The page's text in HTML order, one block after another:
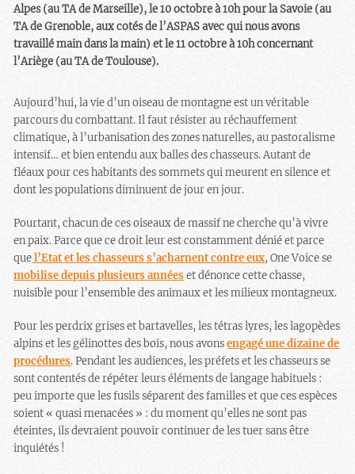
Alpes (au TA de Marseille), le 10 octobre à 10h pour la Savoie (au
TA de Grenoble, aux cotés de l’ASPAS avec qui nous avons
travaillé main dans la main) et le 11 octobre à 10h concernant
l’Ariège (au TA de Toulouse).
Aujourd’hui, la vie d’un oiseau de montagne est un véritable
parcours du combattant. Il faut résister au réchauffement
climatique, à l’urbanisation des zones naturelles, au pastoralisme
intensif… et bien entendu aux balles des chasseurs. Autant de
fléaux pour ces habitants des sommets qui meurent en silence et
dont les populations diminuent de jour en jour.
Pourtant, chacun de ces oiseaux de massif ne cherche qu’à vivre
en paix. Parce que ce droit leur est constamment dénié et parce
quel’Etat et les chasseurs s’acharnent contre eux, One Voice se
mobilise depuis plusieurs annéeset dénonce cette chasse,
nuisible pour l’ensemble des animaux et les milieux montagneux.
Pour les perdrix grises et bartavelles, les tétras lyres, les lagopèdes
alpins et les gélinottes des bois, nous avonsengagé une dizaine de
procédures. Pendant les audiences, les préfets et les chasseurs se
sont contentés de répéter leurs éléments de langage habituels :
peu importe que les fusils séparent des familles et que ces espèces
soient « quasi menacées » : du moment qu’elles ne sont pas
éteintes, ils devraient pouvoir continuer de les tuer sans être
inquiétés !